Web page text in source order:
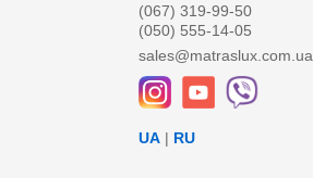
(067) 319-99-50
(050) 555-14-05
sales@matraslux.com.ua
UA | RU